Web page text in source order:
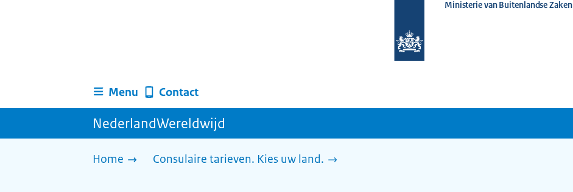
homepage
Ministerie van Buitenlandse Zaken
Menu Contact
NederlandWereldwijd
Home Consulaire tarieven. Kies uw land.